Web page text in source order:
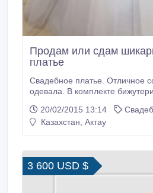
Продам или сдам
платье
Свадебное платье. Отличное
одевала. В комплекте
20/02/2015 13:14
Казахстан, Актау
3 600 USD $